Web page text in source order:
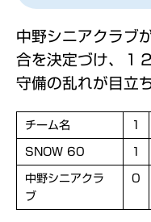
中野シニアクラブ
合を決定づけ、１
守備の乱れが目立
チーム名 1
SNOW 60 1
中野シニアクラ
ブ
0